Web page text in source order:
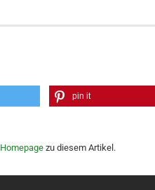
pin it
Homepage zu diesem Artikel.